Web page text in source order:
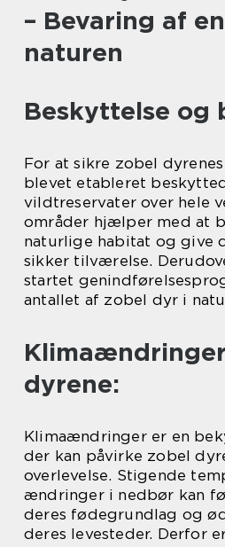
– Bevaring af
naturen
Beskyttelse og
For at sikre zobel
blevet etableret
vildtreservater over hele
områder hjælper med at
naturlige habitat og give
sikker tilværelse.
startet
antallet af zobel dyr i
dyrene:
Klimaændringer er en
der kan påvirke zobel
overlevelse. Stigende
ændringer i nedbør kan
deres fødegrundlag og
deres levesteder. Derfor